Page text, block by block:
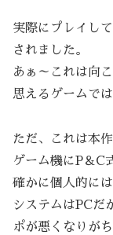
実際にプレイし
されました。
あぁ～これは向
思えるゲームで
ただ、これは本
ゲーム機にP＆C
確かに個人的に
システムはPCだ
ポが悪くなりが